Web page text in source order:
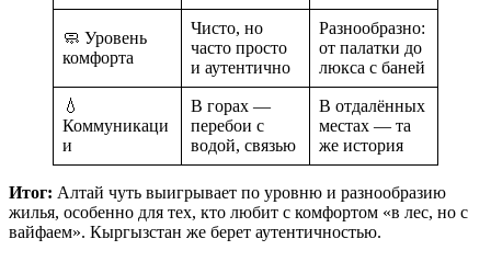
🧼 Уровень
комфорта
Чисто, но
часто просто
и аутентично
Разнообразно:
от палатки до
люкса с баней
💧
Коммуникаци
и
В горах —
перебои с
водой, связью
В отдалённых
местах — та
же история
Итог: Алтай чуть выигрывает по уровню и разнообразию
жилья, особенно для тех, кто любит с комфортом «в лес, но с
вайфаем». Кыргызстан же берет аутентичностью.